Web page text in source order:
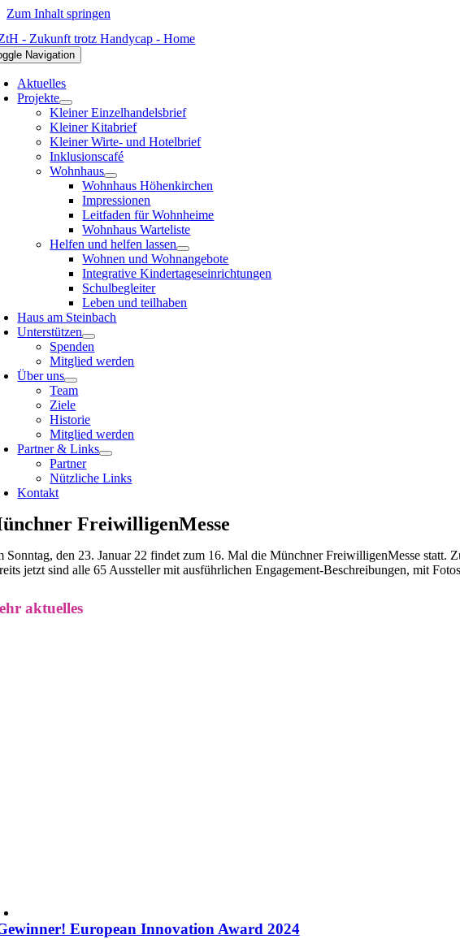
Zum Inhalt springen
Navigation
Aktuelles
Projekte
Kleiner Einzelhandelsbrief
Kleiner Kitabrief
Kleiner Wirte- und Hotelbrief
Inklusionscafé
Wohnhaus
Wohnhaus Höhenkirchen
Impressionen
Leitfaden für Wohnheime
Wohnhaus Warteliste
Helfen und helfen lassen
Wohnen und Wohnangebote
Integrative Kindertageseinrichtungen
Schulbegleiter
Leben und teilhaben
Haus am Steinbach
Unterstützen
Spenden
Mitglied werden
Über uns
Team
Ziele
Historie
Mitglied werden
Partner & Links
Partner
Nützliche Links
Kontakt
FreiwilligenMesse
Sonntag, den 23. Januar 22 findet zum 16. Mal die Münchner FreiwilligenMesse statt.
jetzt sind alle 65 Aussteller mit ausführlichen Engagement-Beschreibungen, mit
aktuelles
European Innovation Award 2024